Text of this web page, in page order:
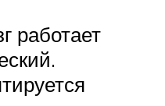
работает